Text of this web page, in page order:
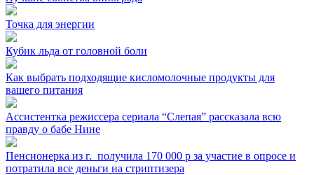
Точка для энергии
Кубик льда от головной боли
Как выбрать подходящие кисломолочные продукты для
вашего питания
Ассистентка режиссера сериала “Слепая” рассказала всю
правду о бабе Нине
Пенсионерка из г. ⁣ получила 170 000 р за участие в опросе и
потратила все деньги на стриптизера